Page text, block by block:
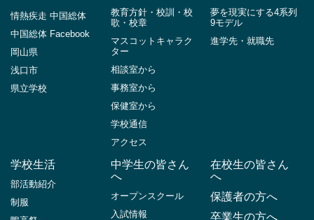
情熱疾走 中国総体
中国総体 Facebook
岡山県
浅口市
県立学校
教育方針・校訓・校
歌・校章
マスコットキャラク
ター
相談室から
事務室から
保健室から
学校通信
アクセス
夢を現実にする4系列
9モデル
進学先・就職先
学校生活
部活動紹介
制服
中学生の皆さん
へ
オープンスクール
入試情報
在校生の皆さん
へ
保護者の方へ
卒業生の方へ